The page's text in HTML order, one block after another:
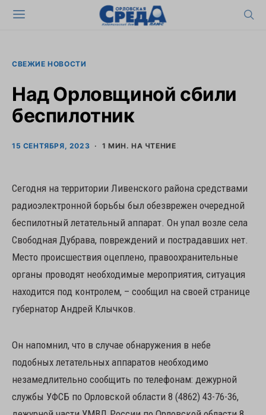
СВЕЖИЕ НОВОСТИ
Над Орловщиной сбили
беспилотник
15 СЕНТЯБРЯ, 2023 1 МИН. НА ЧТЕНИЕ
Сегодня на территории Ливенского района средствами
радиоэлектронной борьбы был обезврежен очередной
беспилотный летательный аппарат. Он упал возле села
Свободная Дубрава, повреждений и пострадавших нет.
Место происшествия оцеплено, правоохранительные
органы проводят необходимые мероприятия, ситуация
находится под контролем, – сообщил на своей странице
губернатор Андрей Клычков.
Он напомнил, что в случае обнаружения в небе
подобных летательных аппаратов необходимо
незамедлительно сообщить по телефонам: дежурной
службы УФСБ по Орловской области 8 (4862) 43-76-36,